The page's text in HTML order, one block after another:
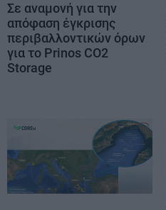
Σε αναμονή για την
απόφαση έγκρισης
περιβαλλοντικών όρων
για το Prinos CO2
Storage